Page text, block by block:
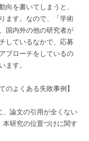
を書いてしまうと、
ます。なので、「学術
国内外の他の研究者が
しているなかで、応募
プローチをしているの
ます。
のよくある失敗事例】
論文の引用が全くない
研究の位置づけに関す